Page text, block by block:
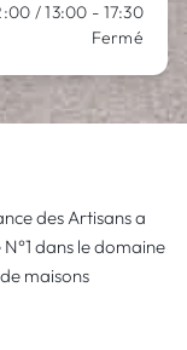
/ 13:00 - 17:30
Fermé
des Artisans a
dans le domaine
maisons